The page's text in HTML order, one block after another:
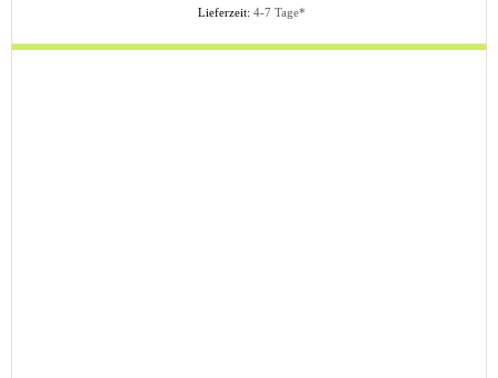
Lieferzeit: 4-7 Tage*